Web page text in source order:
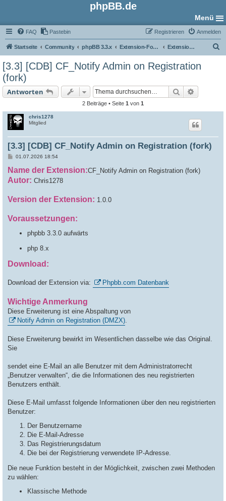
phpBB.de
Menü
FAQ Pastebin Anmelden
Registrieren
Startseite Community phpBB 3.3.x Extension-Foren Extensions in Entwicklung
[3.3] [CDB] CF_Notify Admin on Registration
(fork)
Antworten Suche
2 Beiträge • Seite 1 von 1
chris1278
Mitglied
[3.3] [CDB] CF_Notify Admin on Registration (fork)
B
i
t
r
01.07.2026 18:54
Name der Extension:CF_Notify Admin on Registration (fork)
Autor: Chris1278
Version der Extension: 1.0.0
Voraussetzungen:
phpbb 3.3.0 aufwärts
php 8.x
Download:
Download der Extension via: Phpbb.com Datenbank
Wichtige Anmerkung
Diese Erweiterung ist eine Abspaltung von
Notify Admin on Registration (DMZX)
Diese Erweiterung bewirkt im Wesentlichen dasselbe wie das Original.
Sie
sendet eine E-Mail an alle Benutzer mit dem Administratorrecht
„Benutzer verwalten“, die die Informationen des neu registrierten
Benutzers enthält.
Diese E-Mail umfasst folgende Informationen über den neu registrierten
Benutzer:
Der Benutzername
Die E-Mail-Adresse
Das Registrierungsdatum
Die bei der Registrierung verwendete IP-Adresse.
Die neue Funktion besteht in der Möglichkeit, zwischen zwei Methoden
zu wählen:
Klassische Methode